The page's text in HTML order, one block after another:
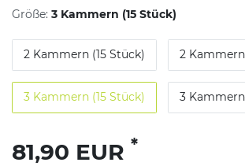
Größe: 3 Kammern (15 Stück)
2 Kammern (15 Stück) 2
3 Kammern (15 Stück) 3
81,90 EUR *